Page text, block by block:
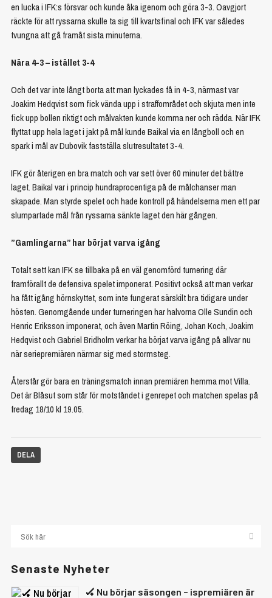
en lucka i IFK:s försvar och kunde åka igenom och göra 3-3. Oavgjort
räckte för att ryssarna skulle ta sig till kvartsfinal och IFK var således
tvungna att gå framåt sista minuterna.
Nära 4-3 – istället 3-4
Och det var inte långt borta att man lyckades få in 4-3, närmast var
Joakim Hedqvist som fick vända upp i straffområdet och skjuta men inte
fick upp bollen riktigt och målvakten kunde komma ner och rädda. När IFK
flyttat upp hela laget i jakt på mål kunde Baikal via en långboll och en
spark i mål av Dubovik fastställa slutresultatet 3-4.
IFK gör återigen en bra match och var sett över 60 minuter det bättre
laget. Baikal var i princip hundraprocentiga på de målchanser man
skapade. Man styrde spelet och hade kontroll på händelserna men ett par
slumpartade mål från ryssarna sänkte laget den här gången.
”Gamlingarna” har börjat varva igång
Totalt sett kan IFK se tillbaka på en väl genomförd turnering där
framförallt de defensiva spelet imponerat. Positivt också att man verkar
ha fått igång hörnskyttet, som inte fungerat särskilt bra tidigare under
hösten. Genomgående under turneringen har halvorna Olle Sundin och
Henric Eriksson imponerat, och även Martin Röing, Johan Koch, Joakim
Hedqvist och Gabriel Bridholm verkar ha börjat varva igång på allvar nu
när seriepremiären närmar sig med stormsteg.
Återstår gör bara en träningsmatch innan premiären hemma mot Villa.
Det är Blåsut som står för motståndet i genrepet och matchen spelas på
fredag 18/10 kl 19.05.
DELA
Senaste Nyheter
🏑 Nu börjar säsongen – ispremiären är